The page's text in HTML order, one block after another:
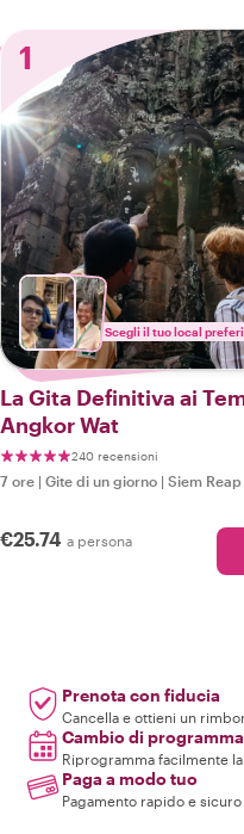
1
Scegli il tuo local
La Gita Definitiva ai
Angkor Wat
240 recensioni
7 ore | Gite di un giorno | Siem Reap
€25.74 a persona
Prenota con fiducia
Cancella e ottieni un
Cambio di
Riprogramma facilmente
Paga a modo tuo
Pagamento rapido e sicuro